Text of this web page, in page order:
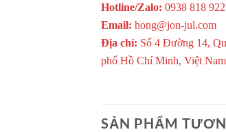
Hotline/Zalo: 0938 818
Email: hong@jon-jul.com
Địa chỉ: Số 4 Đường 14,
phố Hồ Chí Minh, Việt Nam
SẢN PHẨM